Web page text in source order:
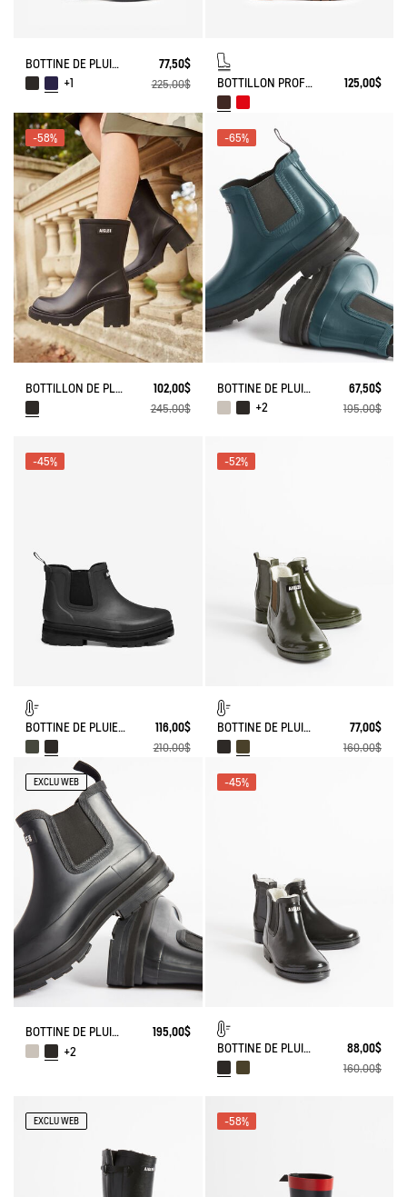
BOTTINE DE PLUIE MYRICA
77,50$
+1
225,00$ BOTTILLON PROFESSIONNEL BISON 125,00$
BOTTILLON DE PLUIE À TALON MONCEAU 102,00$
-58%
245,00$
BOTTINE DE PLUIE SOFT RAIN 2 67,50$
-65%
+2 195,00$
BOTTINE DE PLUIE SOFT RAIN FOURRÉE 116,00$
-45%
210,00$
BOTTINE DE PLUIE CARVILLE FOURRÉE 77,00$
-52%
160,00$
EXCLU WEB
BOTTINE DE PLUIE SOFT RAIN 2
195,00$
+2
BOTTINE DE PLUIE CARVILLE FOURRÉE 88,00$
-45%
160,00$
EXCLU WEB -58%